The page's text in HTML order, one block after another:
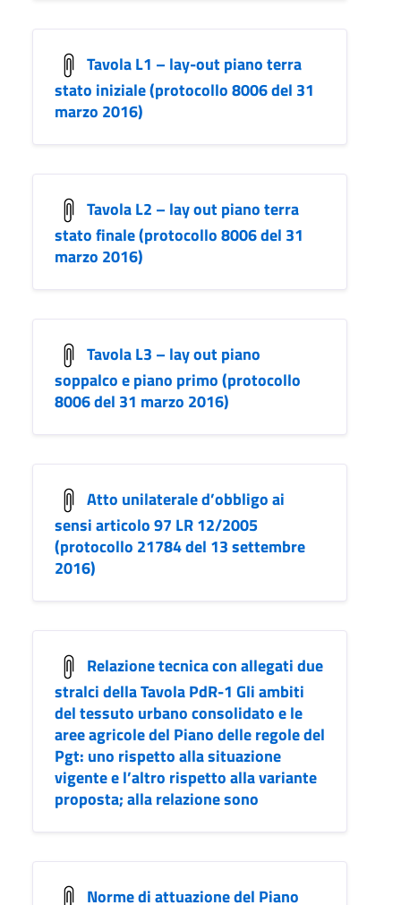
Tavola L1 – lay-out piano terra
stato iniziale (protocollo 8006 del 31
marzo 2016)
Tavola L2 – lay out piano terra
stato finale (protocollo 8006 del 31
marzo 2016)
Tavola L3 – lay out piano
soppalco e piano primo (protocollo
8006 del 31 marzo 2016)
Atto unilaterale d’obbligo ai
sensi articolo 97 LR 12/2005
(protocollo 21784 del 13 settembre
2016)
Relazione tecnica con allegati due
stralci della Tavola PdR-1 Gli ambiti
del tessuto urbano consolidato e le
aree agricole del Piano delle regole del
Pgt: uno rispetto alla situazione
vigente e l’altro rispetto alla variante
proposta; alla relazione sono
Norme di attuazione del Piano